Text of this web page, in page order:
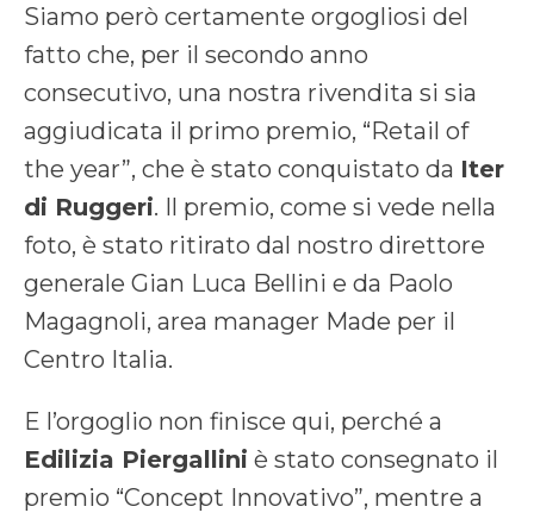
Siamo però certamente orgogliosi del
fatto che, per il secondo anno
consecutivo, una nostra rivendita si sia
aggiudicata il primo premio, “Retail of
the year”, che è stato conquistato da Iter
di Ruggeri. Il premio, come si vede nella
foto, è stato ritirato dal nostro direttore
generale Gian Luca Bellini e da Paolo
Magagnoli, area manager Made per il
Centro Italia.
E l’orgoglio non finisce qui, perché a
Edilizia Piergallini è stato consegnato il
premio “Concept Innovativo”, mentre a